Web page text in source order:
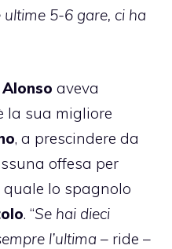
5-6 gare, ci ha
Alonso aveva
la sua migliore
, a prescindere da
offesa per
quale lo spagnolo
. “Se hai dieci
l’ultima – ride –